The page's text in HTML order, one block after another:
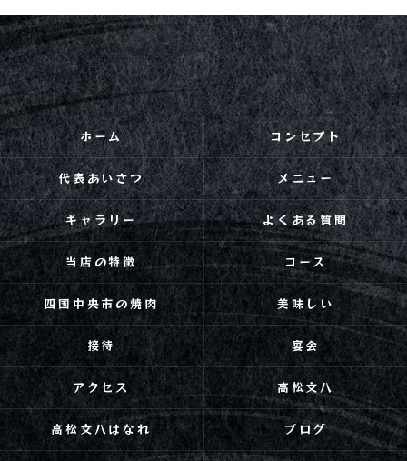
ホーム コンセプト
代表あいさつ メニュー
ギャラリー よくある質問
当店の特徴 コース
四国中央市の焼肉 美味しい
接待 宴会
アクセス 高松文八
高松文八はなれ ブログ